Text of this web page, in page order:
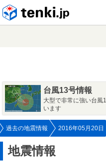
台風13号情報
大型で非常に強い台風
います
過去の地震情報 2016年05月20日
地震情報